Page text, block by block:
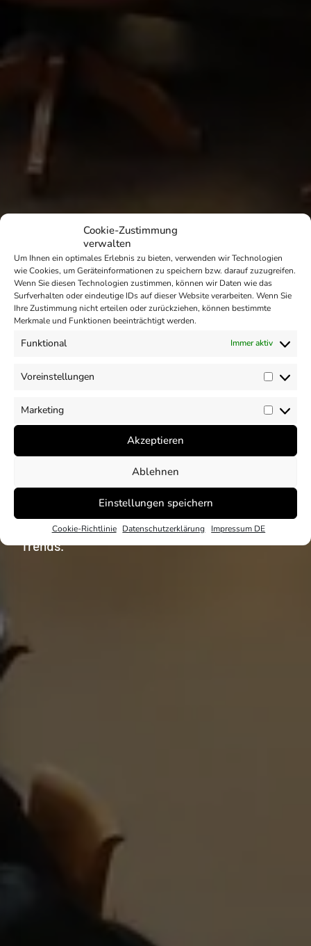
Cookie-Zustimmung
verwalten
Um Ihnen ein optimales Erlebnis zu bieten, verwenden wir Technologien
wie Cookies, um Geräteinformationen zu speichern bzw. darauf zuzugreifen.
Wenn Sie diesen Technologien zustimmen, können wir Daten wie das
Surfverhalten oder eindeutige IDs auf dieser Website verarbeiten. Wenn Sie
Ihre Zustimmung nicht erteilen oder zurückziehen, können bestimmte
Merkmale und Funktionen beeinträchtigt werden.
Funktional Immer aktiv
Voreinstellungen
Marketing
Akzeptieren
Ablehnen
Einstellungen speichern
Cookie-Richtlinie Datenschutzerklärung Impressum DE
Einblicke
Unser CSR und ESG
Blog
Unser Blog mit Beiträgen rund um die Themen
CSR und ESG. Analysen und Einblicke zu
nationalen und internationalen CSR und ESG
Trends.